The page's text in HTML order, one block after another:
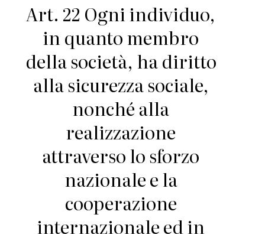
Art. 22 Ogni individuo,
in quanto membro
della società, ha diritto
alla sicurezza sociale,
nonché alla
realizzazione
attraverso lo sforzo
nazionale e la
cooperazione
internazionale ed in